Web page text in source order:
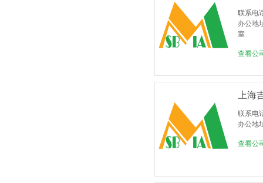
联系电
办公地
室
查看公
上海
联系电
办公地
查看公